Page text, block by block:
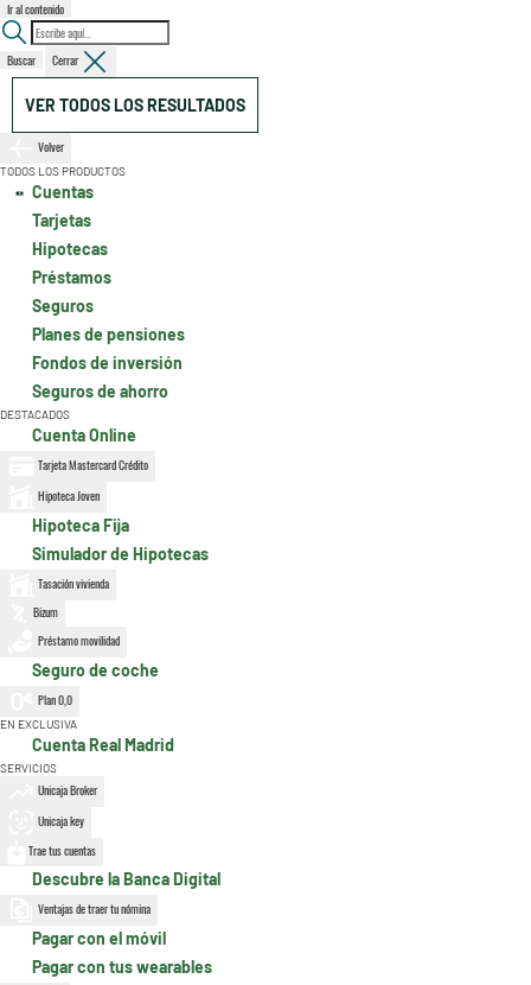
Ir al contenido
Buscar Cerrar
VER TODOS LOS RESULTADOS
Volver
TODOS LOS PRODUCTOS
Cuentas
Tarjetas
Hipotecas
Préstamos
Seguros
Planes de pensiones
Fondos de inversión
Seguros de ahorro
DESTACADOS
Cuenta Online
Tarjeta Mastercard Crédito
Hipoteca Joven
Hipoteca Fija
Simulador de Hipotecas
Tasación vivienda
Bizum
Préstamo movilidad
Seguro de coche
Plan 0,0
EN EXCLUSIVA
Cuenta Real Madrid
SERVICIOS
Unicaja Broker
Unicaja key
Trae tus cuentas
Descubre la Banca Digital
Ventajas de traer tu nómina
Pagar con el móvil
Pagar con tus wearables